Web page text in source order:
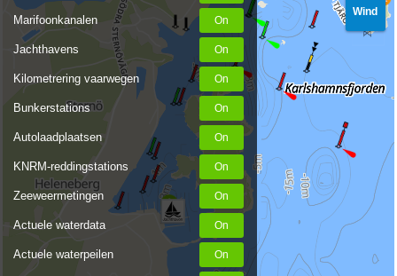
Marifoonkanalen
Jachthavens
Kilometrering vaarwegen
Bunkerstations
Autolaadplaatsen
KNRM-reddingstations
Zeeweermetingen
Actuele waterdata
Actuele waterpeilen
Wind